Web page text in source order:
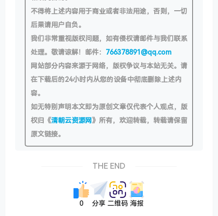
不得将上述内容用于商业或者非法用途，否则，一切
后果请用户自负。
我们非常重视版权问题，如有侵权请邮件与我们联系
处理。敬请谅解！邮件： 766378891@qq.com
网站部分内容来源于网络，版权争议与本站无关。请
在下载后的24小时内从您的设备中彻底删除上述内
容。
如无特别声明本文即为原创文章仅代表个人观点，版
权归《清朝云资源网》所有，欢迎转载，转载请保留
原文链接。
THE END
0 分享 二维码 海报